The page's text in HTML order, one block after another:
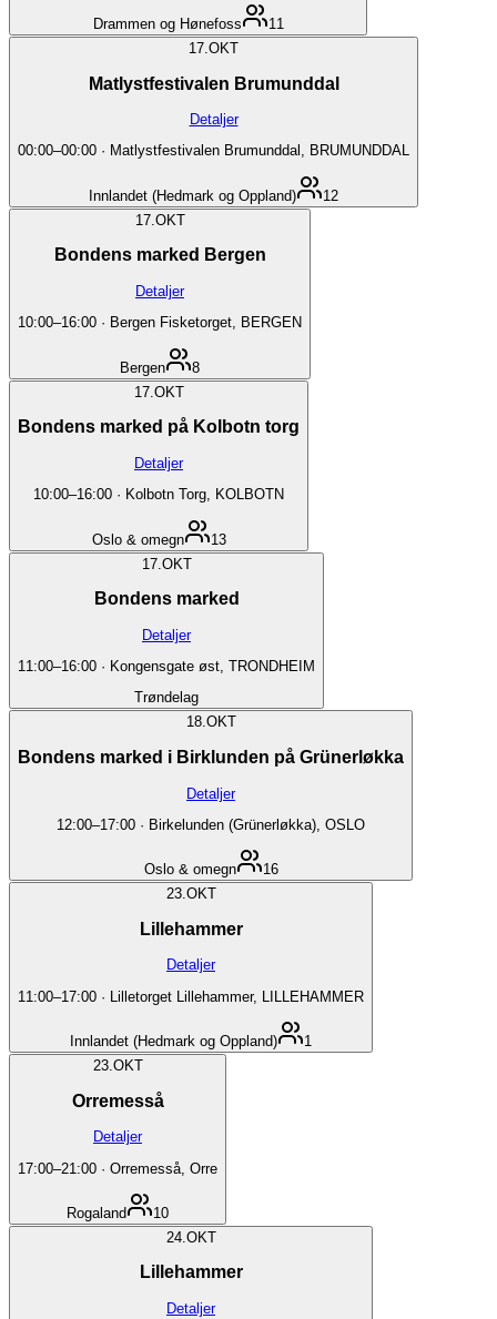
Drammen og Hønefoss
11
17. OKT
Matlystfestivalen Brumunddal
Detaljer
00:00–00:00 · Matlystfestivalen Brumunddal, BRUMUNDDAL
Innlandet (Hedmark og Oppland)
12
17. OKT
Bondens marked Bergen
Detaljer
10:00–16:00 · Bergen Fisketorget, BERGEN
Bergen
8
17. OKT
Bondens marked på Kolbotn torg
Detaljer
10:00–16:00 · Kolbotn Torg, KOLBOTN
Oslo & omegn
13
17. OKT
Bondens marked
Detaljer
11:00–16:00 · Kongensgate øst, TRONDHEIM
Trøndelag
18.OKT
Bondens marked i Birklunden på Grünerløkka
Detaljer
12:00–17:00 · Birkelunden (Grünerløkka), OSLO
Oslo & omegn
16
23.OKT
Lillehammer
Detaljer
11:00–17:00 · Lilletorget Lillehammer, LILLEHAMMER
Innlandet (Hedmark og Oppland)
1
23.OKT
Orremesså
Detaljer
17:00–21:00 · Orremesså, Orre
Rogaland
10
24. OKT
Lillehammer
Detaljer